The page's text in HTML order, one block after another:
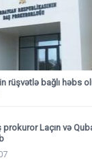
rüşvətlə bağlı həbs
prokuror Laçın və